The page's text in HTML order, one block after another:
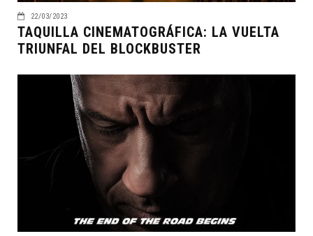
22/03/2023
TAQUILLA CINEMATOGRÁFICA: LA VUELTA
TRIUNFAL DEL BLOCKBUSTER